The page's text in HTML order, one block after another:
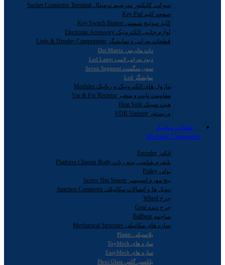
سوکت کانکتور سرسیم ترمینال Sucket Connector Terminal
صفحه کلید Key Pad
کلید سوئیچ شستی Key Switch Button
لوازم جانبی الکترونیک Electronic Accessory
قطعات نورانی و نمایشگر Light & Display Components
دات ماتریس Dot Matrix
دیود نورانی لامپ Led Lamp
سون سگمنت Seven Segment
نمایشگر Lcd
ماژول های الکترونیک و رباتیک Modules
مقاومت ثابت و متغیر Var & Fix Resistor
هیت سینک Heat Sink
وریستور VDR Varistor
قطعات مکانیک
Mechanic Components
انکدر Encoder
پلتفرم شاسی بدنه ربات Platform Chassis Body
پولی Pulley
پیچ مهره اسپیسر Screw Nut Spacer
تبدیل ها و اتصالات مکانیکی Junction Connector
چرخ Wheel
چرخ دنده Gear
ساچمه Ballbear
سازه های مکانیکی Mechanical Structure
پلاستیکی Plastic
سازه های ToyMech
سازه های EasyMech
پلکسی گلس Plexi Glass